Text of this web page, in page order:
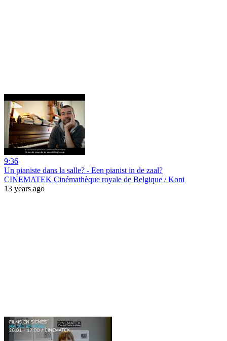
9:36
Un pianiste dans la salle? - Een pianist in de zaal?
CINEMATEK Cinémathèque royale de Belgique / Koni
13 years ago